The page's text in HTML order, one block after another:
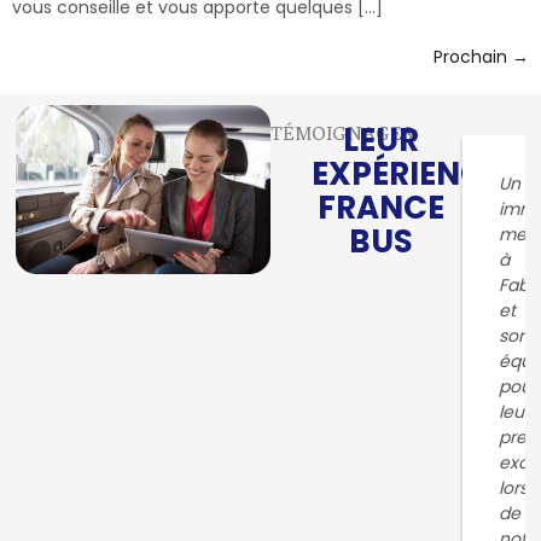
vous conseille et vous apporte quelques […]
Prochain →
TÉMOIGNAGES
LEUR
EXPÉRIENCE
FRANCE
BUS
Un
à
et
son
pour
leur
lors
de